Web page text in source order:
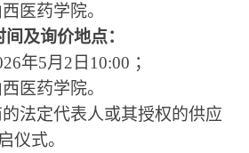
医药学院。
及询价地点：
年5月2日10:00 ；
医药学院。
法定代表人或其授权的供应
仪式。